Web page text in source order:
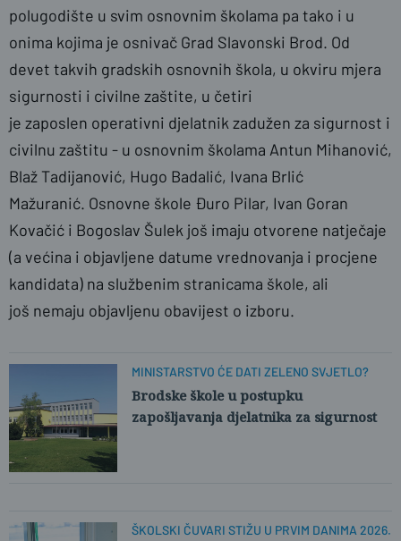
Neva Zganec/PIXSELL
polugodište u svim osnovnim školama pa tako i u
onima kojima je osnivač Grad Slavonski Brod. Od
devet takvih gradskih osnovnih škola, u okviru mjera
sigurnosti i civilne zaštite, u četiri
je zaposlen operativni djelatnik zadužen za sigurnost i
civilnu zaštitu - u osnovnim školama Antun Mihanović,
Blaž Tadijanović, Hugo Badalić, Ivana Brlić
Mažuranić. Osnovne škole Đuro Pilar, Ivan Goran
Kovačić i Bogoslav Šulek još imaju otvorene natječaje
(a većina i objavljene datume vrednovanja i procjene
kandidata) na službenim stranicama škole, ali
još nemaju objavljenu obavijest o izboru.
MINISTARSTVO ĆE DATI ZELENO SVJETLO?
Brodske škole u postupku
zapošljavanja djelatnika za sigurnost
ŠKOLSKI ČUVARI STIŽU U PRVIM DANIMA 2026.